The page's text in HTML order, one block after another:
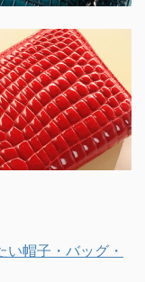
帽子・バッグ・